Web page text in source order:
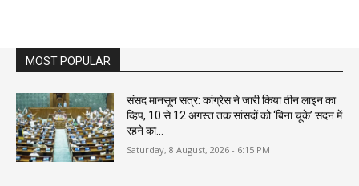
MOST POPULAR
संसद मानसून सत्र: कांग्रेस ने जारी किया तीन लाइन का
व्हिप, 10 से 12 अगस्त तक सांसदों को ‘बिना चूके’ सदन में
रहने का...
Saturday, 8 August, 2026 - 6:15 PM